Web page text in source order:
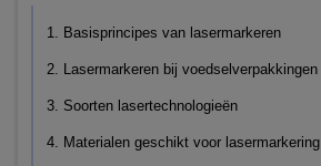
1. Basisprincipes van lasermarkeren
2. Lasermarkeren bij voedselverpakkingen
3. Soorten lasertechnologieën
4. Materialen geschikt voor lasermarkering